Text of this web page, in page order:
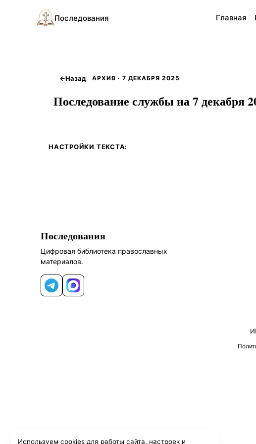
Последования Главная
←Назад АРХИВ · 7 ДЕКАБРЯ 2025
Последование службы на 7 декабря
НАСТРОЙКИ ТЕКСТА:
Последования
Цифровая библиотека православных
материалов.
Telegram
MAX
Используем cookies для работы сайта, настроек и